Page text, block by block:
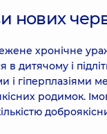
нових
хронічне
в дитячому і
і гіперплазіями
родимок.